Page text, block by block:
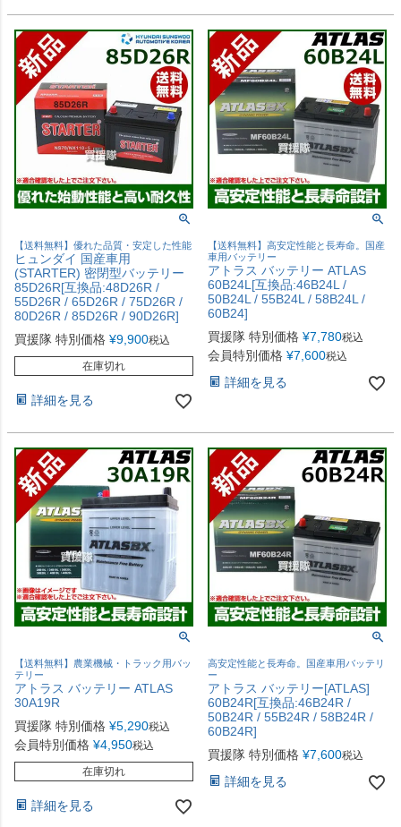
【送料無料】優れた品質・安定した性能
ヒュンダイ 国産車用
(STARTER) 密閉型バッテリー
85D26R[互換品:48D26R /
55D26R / 65D26R / 75D26R /
80D26R / 85D26R / 90D26R]
買援隊 特別価格 ¥9,900税込
在庫切れ
詳細を見る
【送料無料】高安定性能と長寿命。国産
車用バッテリー
アトラス バッテリー ATLAS
60B24L[互換品:46B24L /
50B24L / 55B24L / 58B24L /
60B24]
買援隊 特別価格 ¥7,780税込
会員特別価格 ¥7,600税込
詳細を見る
【送料無料】農業機械・トラック用バッ
テリー
アトラス バッテリー ATLAS
30A19R
買援隊 特別価格 ¥5,290税込
会員特別価格 ¥4,950税込
在庫切れ
詳細を見る
高安定性能と長寿命。国産車用バッテリ
ー
アトラス バッテリー[ATLAS]
60B24R[互換品:46B24R /
50B24R / 55B24R / 58B24R /
60B24R]
買援隊 特別価格 ¥7,600税込
詳細を見る